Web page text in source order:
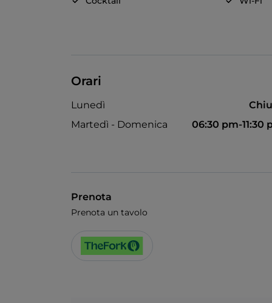
Orari
Lunedì
Martedì - Domenica
06:30 pm-11:30
Prenota
Prenota un tavolo